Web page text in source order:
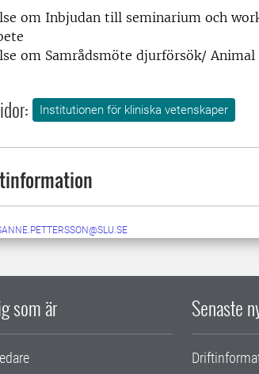
om Inbjudan till seminarium och
om Samrådsmöte djurförsök/
Institutionen för kliniska vetenskaper
som är Senaste